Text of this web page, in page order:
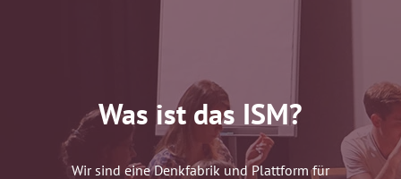
Was ist das ISM?
Wir sind eine Denkfabrik und Plattform für